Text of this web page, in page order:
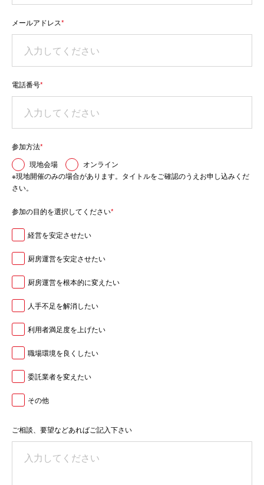
メールアドレス*
電話番号*
参加方法*
現地会場
オンライン
※現地開催のみの場合があります。タイトルをご確認のうえお申し込みくだ
さい。
参加の目的を選択してください*
経営を安定させたい
厨房運営を安定させたい
厨房運営を根本的に変えたい
人手不足を解消したい
利用者満足度を上げたい
職場環境を良くしたい
委託業者を変えたい
その他
ご相談、要望などあればご記入下さい